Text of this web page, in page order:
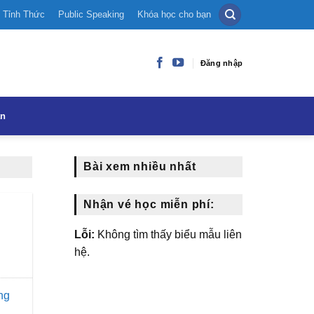
Tỉnh Thức Public Speaking Khóa học cho bạn
Đăng nhập
Bài xem nhiều nhất
Nhận vé học miễn phí:
Lỗi: Không tìm thấy biểu mẫu liên
hệ.